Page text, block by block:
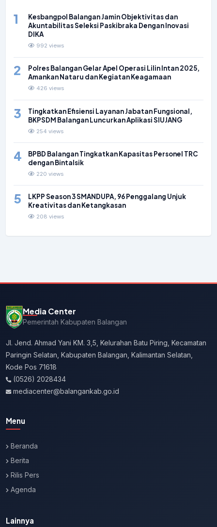
1
Kesbangpol Balangan Jamin Objektivitas dan
Akuntabilitas Seleksi Paskibraka Dengan Inovasi
DIKA
992 views
2
Polres Balangan Gelar Apel Operasi Lilin Intan 2025,
Amankan Nataru dan Kegiatan Keagamaan
426 views
3
Tingkatkan Efisiensi Layanan Jabatan Fungsional,
BKPSDM Balangan Luncurkan Aplikasi SIUJANG
254 views
4
BPBD Balangan Tingkatkan Kapasitas Personel TRC
dengan Bintalsik
220 views
5
LKPP Season 3 SMANDUPA, 96 Penggalang Unjuk
Kreativitas dan Ketangkasan
208 views
Media Center
Pemerintah Kabupaten Balangan
Jl. Jend. Ahmad Yani KM. 3,5, Kelurahan Batu Piring, Kecamatan
Paringin Selatan, Kabupaten Balangan, Kalimantan Selatan,
Kode Pos 71618
(0526) 2028434
mediacenter@balangankab.go.id
Menu
Beranda
Berita
Rilis Pers
Agenda
Lainnya